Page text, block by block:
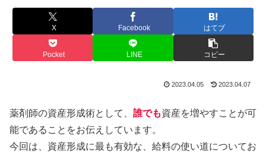
X Facebook はてブ
Pocket LINE コピー
2023.04.05 2023.04.07
薬剤師の資産形成術として、 誰でも資産を増やすことが可
能であることをお伝えしています。
今回は、資産形成に最も有効な、給料の使い道についてお